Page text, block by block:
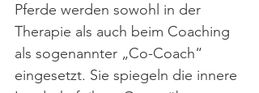
Pferde werden sowohl in der
Therapie als auch beim Coaching
als sogenannter „Co-Coach“
eingesetzt. Sie spiegeln die innere